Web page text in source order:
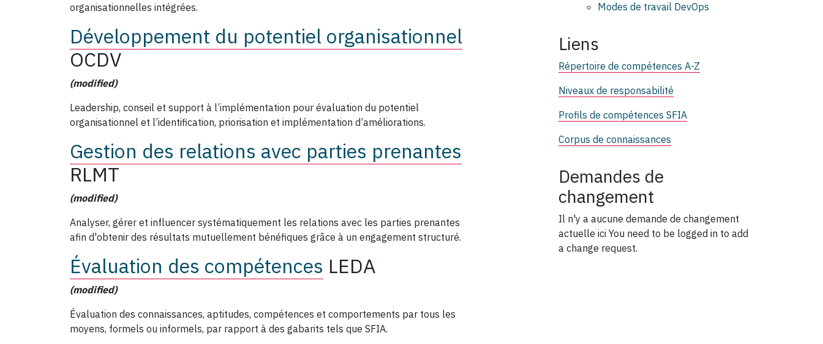
organisationnelles intégrées.
Développement du potentiel organisationnel
OCDV
(modified)
Leadership, conseil et support à l’implémentation pour évaluation du potentiel
organisationnel et l’identification, priorisation et implémentation d’améliorations.
Gestion des relations avec parties prenantes
RLMT
(modified)
Analyser, gérer et influencer systématiquement les relations avec les parties prenantes
afin d'obtenir des résultats mutuellement bénéfiques grâce à un engagement structuré.
Évaluation des compétences LEDA
(modified)
Évaluation des connaissances, aptitudes, compétences et comportements par tous les
moyens, formels ou informels, par rapport à des gabarits tels que SFIA.
Modes de travail DevOps
Liens
Répertoire de compétences A-Z
Niveaux de responsabilité
Profils de compétences SFIA
Corpus de connaissances
Demandes de
changement
Il n'y a aucune demande de changement
actuelle ici You need to be logged in to add
a change request.